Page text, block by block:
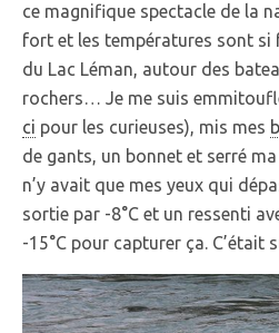
ce magnifique spectacle de la
fort et les températures sont si
du Lac Léman, autour des
rochers… Je me suis
ci pour les curieuses), mis mes
de gants, un bonnet et serré
n’y avait que mes yeux qui
sortie par -8°C et un ressenti
-15°C pour capturer ça. C’était